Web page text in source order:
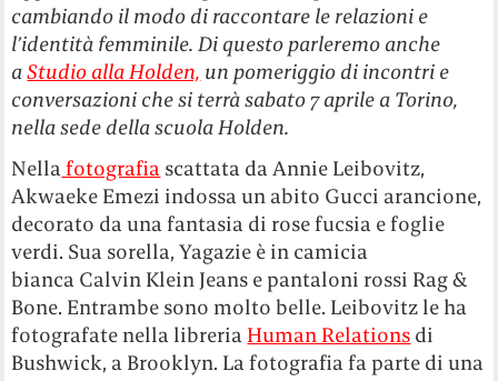
cambiando il modo di raccontare le relazioni e
l’identità femminile. Di questo parleremo anche
aStudio alla Holden, un pomeriggio di incontri e
conversazioni che si terrà sabato 7 aprile a Torino,
nella sede della scuola Holden.
Nella fotografia scattata da Annie Leibovitz,
Akwaeke Emezi indossa un abito Gucci arancione,
decorato da una fantasia di rose fucsia e foglie
verdi. Sua sorella, Yagazie è in camicia
bianca Calvin Klein Jeans e pantaloni rossi Rag &
Bone. Entrambe sono molto belle. Leibovitz le ha
fotografate nella libreria Human Relations di
Bushwick, a Brooklyn. La fotografia fa parte di una